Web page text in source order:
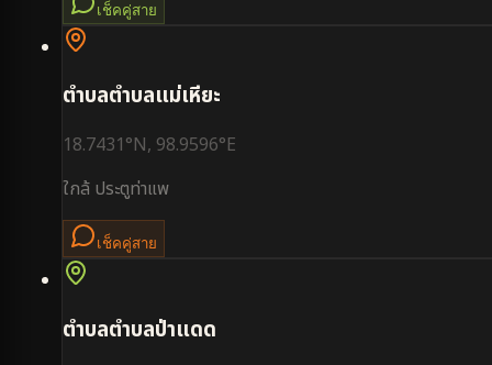
เช็คคู่สาย
ตำบลตำบลแม่เหียะ
18.7431°N, 98.9596°E
ใกล้ ประตูท่าแพ
เช็คคู่สาย
ตำบลตำบลป่าแดด